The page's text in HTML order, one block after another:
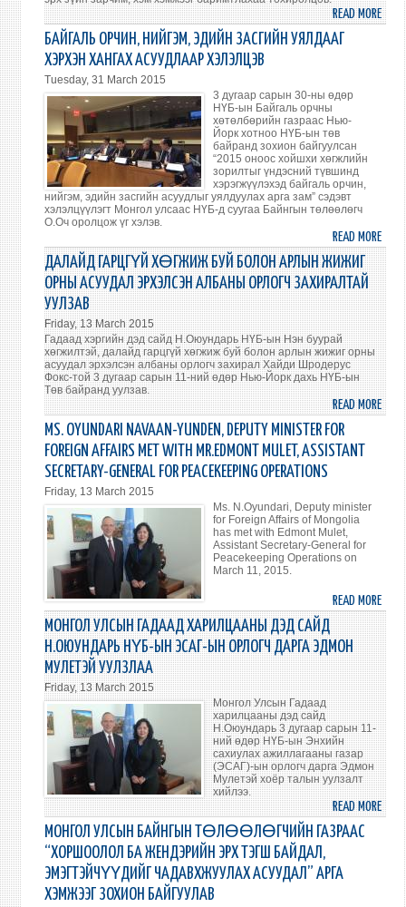
READ MORE
БҮГД
БАЙГАЛЬ ОРЧИН, НИЙГЭМ, ЭДИЙН ЗАСГИЙН УЯЛДААГ
ХЭРХЭН ХАНГАХ АСУУДЛААР ХЭЛЭЛЦЭВ
Tuesday, 31 March 2015
3 дугаар сарын 30-ны өдөр
НҮБ-ын Байгаль орчны
хөтөлбөрийн газраас Нью-
Йорк хотноо НҮБ-ын төв
байранд зохион байгуулсан
“2015 оноос хойшхи хөгжлийн
зорилтыг үндэсний түвшинд
хэрэгжүүлэхэд байгаль орчин,
нийгэм, эдийн засгийн асуудлыг уялдуулах арга зам” сэдэвт
хэлэлцүүлэгт Монгол улсаас НҮБ-д суугаа Байнгын төлөөлөгч
О.Оч оролцож үг хэлэв.
READ MORE
ДАЛАЙД ГАРЦГҮЙ ХӨГЖИЖ БУЙ БОЛОН АРЛЫН ЖИЖИГ
ОРНЫ АСУУДАЛ ЭРХЭЛСЭН АЛБАНЫ ОРЛОГЧ ЗАХИРАЛТАЙ
УУЛЗАВ
Friday, 13 March 2015
Гадаад хэргийн дэд сайд Н.Оюундарь НҮБ-ын Нэн буурай
хөгжилтэй, далайд гарцгүй хөгжиж буй болон арлын жижиг орны
асуудал эрхэлсэн албаны орлогч захирал Хайди Шродерус
Фокс-той 3 дугаар сарын 11-ний өдөр Нью-Йорк дахь НҮБ-ын
Төв байранд уулзав.
READ MORE
MS. OYUNDARI NAVAAN-YUNDEN, DEPUTY MINISTER FOR
FOREIGN AFFAIRS MET WITH MR.EDMONT MULET, ASSISTANT
SECRETARY-GENERAL FOR PEACEKEEPING OPERATIONS
Friday, 13 March 2015
Ms. N.Oyundari, Deputy minister
for Foreign Affairs of Mongolia
has met with Edmont Mulet,
Assistant Secretary-General for
Peacekeeping Operations on
March 11, 2015.
READ MORE
MS.
FOR
MET
WITH
МОНГОЛ УЛСЫН ГАДААД ХАРИЛЦААНЫ ДЭД САЙД
Н.ОЮУНДАРЬ НҮБ-ЫН ЭСАГ-ЫН ОРЛОГЧ ДАРГА ЭДМОН
МУЛЕТЭЙ УУЛЗЛАА
Friday, 13 March 2015
Монгол Улсын Гадаад
харилцааны дэд сайд
Н.Оюундарь 3 дугаар сарын 11-
ний өдөр НҮБ-ын Энхийн
сахиулах ажиллагааны газар
(ЭСАГ)-ын орлогч дарга Эдмон
Мулетэй хоёр талын уулзалт
хийлээ.
READ MORE
МОНГОЛ УЛСЫН БАЙНГЫН ТӨЛӨӨЛӨГЧИЙН ГАЗРААС
“ХОРШООЛОЛ БА ЖЕНДЭРИЙН ЭРХ ТЭГШ БАЙДАЛ,
ЭМЭГТЭЙЧҮҮДИЙГ ЧАДАВХЖУУЛАХ АСУУДАЛ” АРГА
ХЭМЖЭЭГ ЗОХИОН БАЙГУУЛАВ